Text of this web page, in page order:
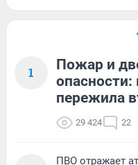
1
Пожар и
пережила
29 424 22
ПВО отражает